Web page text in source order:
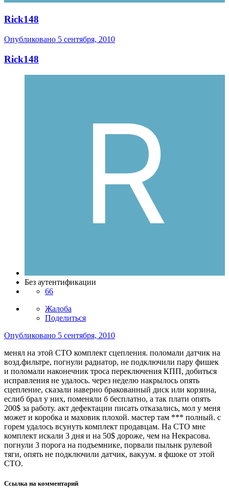
Rick148
Опубликовано 5 сентября, 2010
Rick148
Без аутентификации
66
Жалоба
Поделиться
Опубликовано 5 сентября, 2010
менял на этой СТО комплект сцепления. поломали датчик на
возд.фильтре, погнули радиатор, не подключили пару фишек
и поломали наконечник троса переключения КПП, добиться
исправления не удалось. через неделю накрылось опять
сцепление, сказали наверно бракованный диск или корзина,
еслиб брал у них, поменяли б бесплатно, а так плати опять
200$ за работу. акт дефектации писать отказались, мол у меня
может и коробка и маховик плохой. мастер там *** полный. с
горем удалось всунуть комплект продавцам. На СТО мне
комплект искали 3 дня и на 50$ дороже, чем на Некрасова.
погнули 3 порога на подъемнике, порвали пыльнк рулевой
тяги, опять не подключили датчик, вакуум. я фшоке от этой
СТО.
Ссылка на комментарий